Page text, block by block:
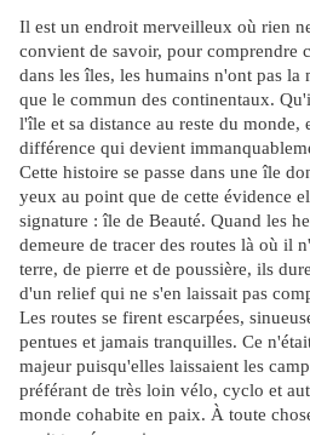
Il est un endroit merveilleux où rien
convient de savoir, pour comprendre
dans les îles, les humains n'ont pas la
que le commun des continentaux.
l'île et sa distance au reste du monde,
différence qui devient
Cette histoire se passe dans une île
yeux au point que de cette évidence
signature : île de Beauté. Quand les
demeure de tracer des routes là où il
terre, de pierre et de poussière, ils
d'un relief qui ne s'en laissait pas
Les routes se firent escarpées,
pentues et jamais tranquilles. Ce
majeur puisqu'elles laissaient les
préférant de très loin vélo, cyclo et
monde cohabite en paix. À toute